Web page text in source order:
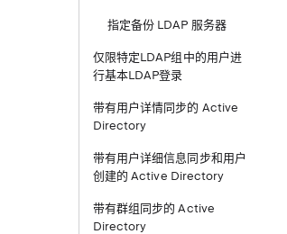
指定备份 LDAP 服务器
仅限特定LDAP组中的用户进
行基本LDAP登录
带有用户详情同步的 Active
Directory
带有用户详细信息同步和用户
创建的 Active Directory
带有群组同步的 Active
Directory